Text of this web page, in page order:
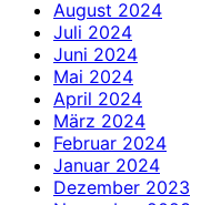
August 2024
Juli 2024
Juni 2024
Mai 2024
April 2024
März 2024
Februar 2024
Januar 2024
Dezember 2023